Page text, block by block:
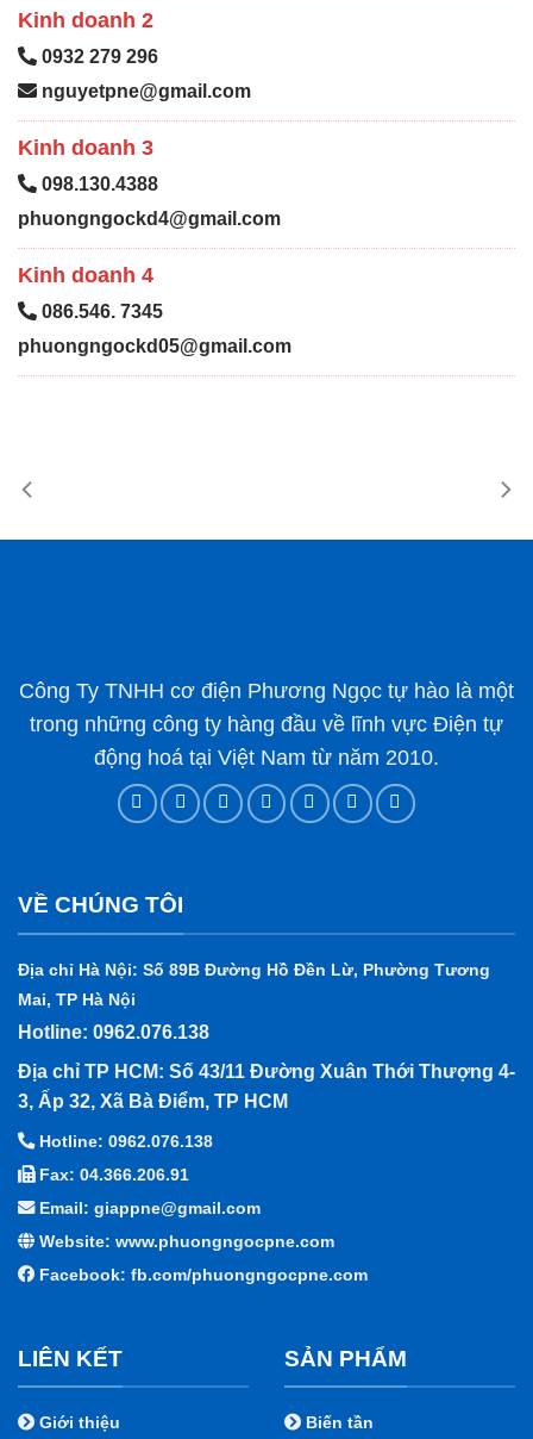
Kinh doanh 2
0932 279 296
nguyetpne@gmail.com
Kinh doanh 3
098.130.4388
phuongngockd4@gmail.com
Kinh doanh 4
086.546. 7345
phuongngockd05@gmail.com
Công Ty TNHH cơ điện Phương Ngọc tự hào là một
trong những công ty hàng đầu về lĩnh vực Điện tự
động hoá tại Việt Nam từ năm 2010.
VỀ CHÚNG TÔI
Địa chỉ Hà Nội: Số 89B Đường Hồ Đền Lừ, Phường Tương
Mai, TP Hà Nội
Hotline: 0962.076.138
Địa chỉ TP HCM: Số 43/11 Đường Xuân Thới Thượng 4-
3, Ấp 32, Xã Bà Điểm, TP HCM
Hotline: 0962.076.138
Fax: 04.366.206.91
Email: giappne@gmail.com
Website: www.phuongngocpne.com
Facebook: fb.com/phuongngocpne.com
LIÊN KẾT
Giới thiệu
SẢN PHẨM
Biến tần